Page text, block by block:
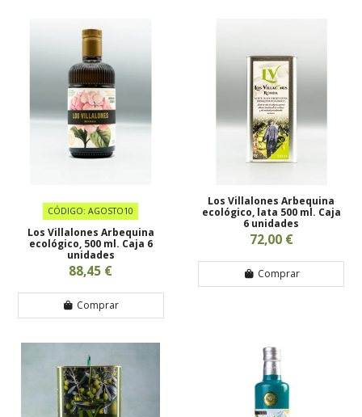
CÓDIGO: AGOSTO10
Los Villalones Arbequina
ecológico, 500 ml. Caja 6
unidades
88,45 €
Comprar
Los Villalones Arbequina
ecológico, lata 500 ml. Caja
6 unidades
72,00 €
Comprar